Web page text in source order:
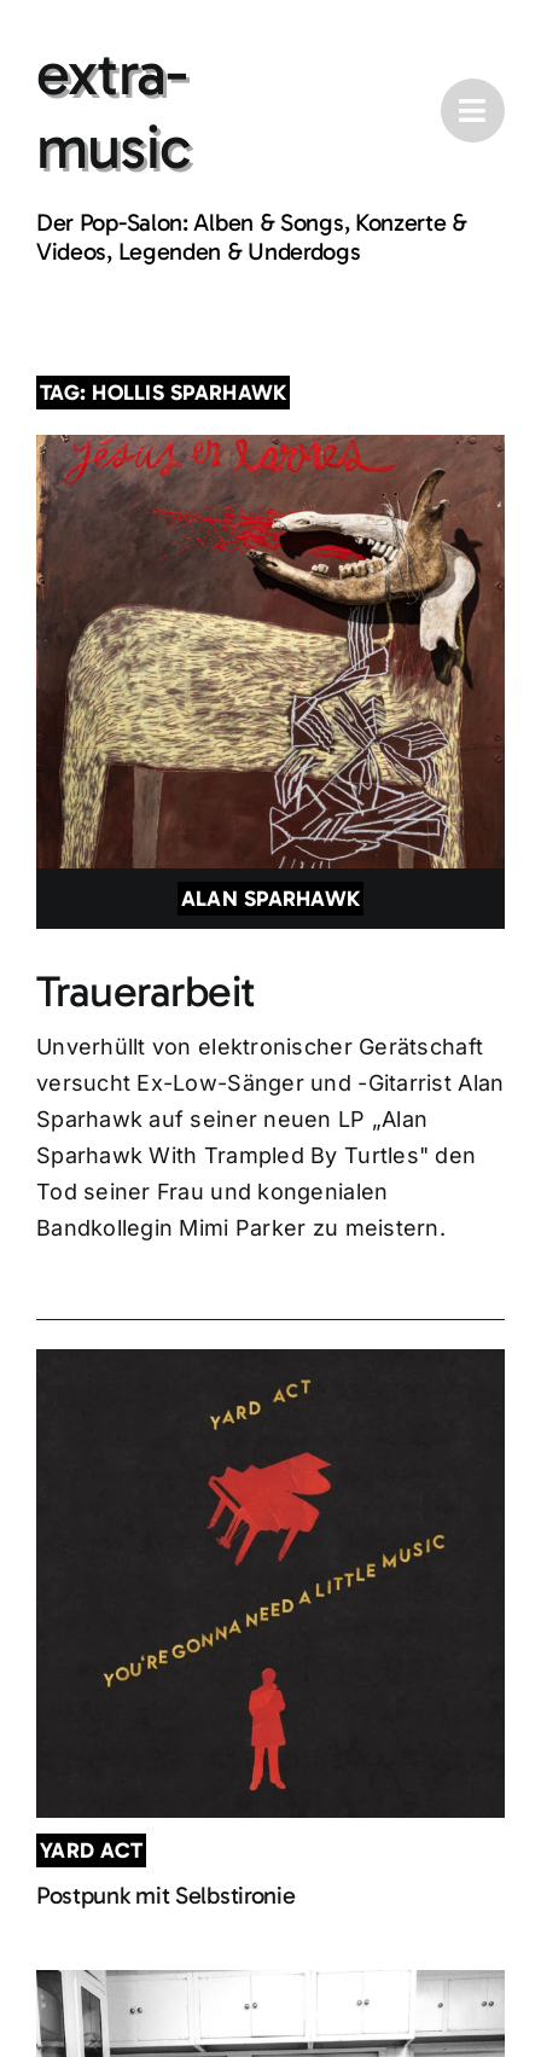
contentextra-
music
Der Pop-Salon: Alben & Songs, Konzerte &
Videos, Legenden & Underdogs
TAG: HOLLIS SPARHAWK
ALAN SPARHAWK
Trauerarbeit
Unverhüllt von elektronischer Gerätschaft
versucht Ex-Low-Sänger und -Gitarrist Alan
Sparhawk auf seiner neuen LP „Alan
Sparhawk With Trampled By Turtles" den
Tod seiner Frau und kongenialen
Bandkollegin Mimi Parker zu meistern.
YARD ACT
Postpunk mit Selbstironie